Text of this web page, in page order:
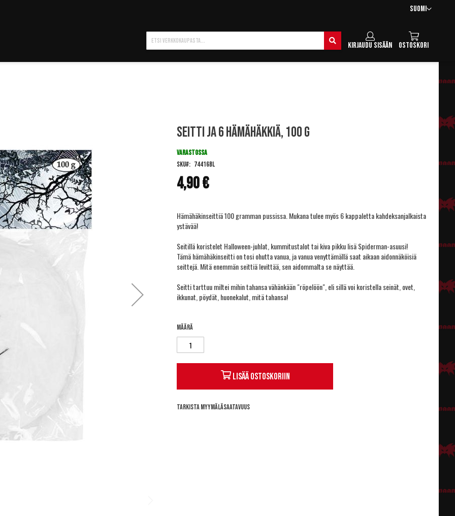
Kieli
Suomi
Ostoskori
Kirjaudu sisään
Hae
Seitti ja 6 hämähäkkiä, 100 g
4,90 €
VARASTOSSA
SKU
74416BL
Hämähäkinseittiä 100 gramman pussissa. Mukana tulee myös 6 kappaletta kahdeksanjalkaista
ystävää!
Seitillä koristelet Halloween-juhlat, kummitustalot tai kiva pikku lisä Spiderman-asuusi!
Tämä hämähäkinseitti on tosi ohutta vanua, ja vanua venyttämällä saat aikaan aidonnäköisiä
seittejä. Mitä enemmän seittiä levittää, sen aidommalta se näyttää.
Seitti tarttuu miltei mihin tahansa vähänkään "röpelöön", eli sillä voi koristella seinät, ovet,
ikkunat, pöydät, huonekalut, mitä tahansa!
Määrä
Lisää ostoskoriin
Tarkista myymäläsaatavuus